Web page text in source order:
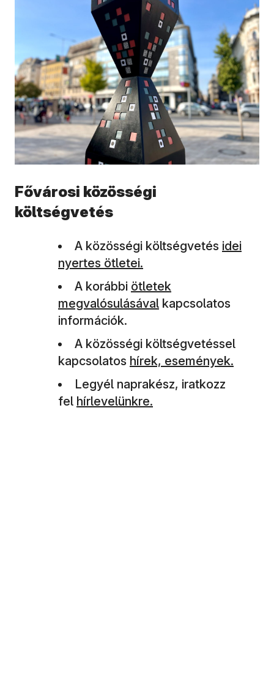
Fővárosi közösségi
költségvetés
A közösségi költségvetés (új
idei
nyertes ötletei.
A korábbi (új ablakban nyílik meg)
ötletek
megvalósulásával kapcsolatos
információk.
A közösségi költségvetéssel
kapcsolatos (új ablakban nyílik meg)
hírek, események.
Legyél naprakész, iratkozz
fel hírlevelünkre.